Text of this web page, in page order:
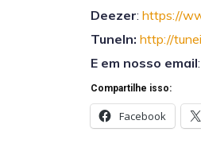
Deezer: https://
TuneIn: http://
E em nosso email:
Compartilhe isso:
Facebook